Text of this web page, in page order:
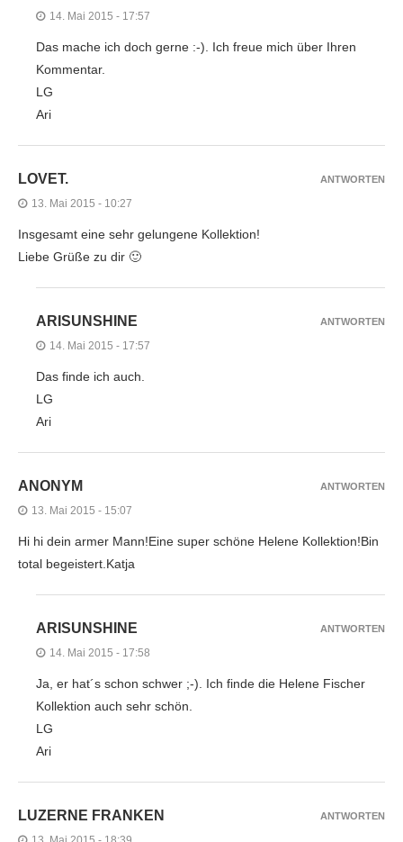
14. Mai 2015 - 17:57
Das mache ich doch gerne :-). Ich freue mich über Ihren
Kommentar.
LG
Ari
LOVET.
13. Mai 2015 - 10:27
Insgesamt eine sehr gelungene Kollektion!
Liebe Grüße zu dir 🙂
ANTWORTEN
ARISUNSHINE
14. Mai 2015 - 17:57
Das finde ich auch.
LG
Ari
ANTWORTEN
ANONYM
13. Mai 2015 - 15:07
Hi hi dein armer Mann!Eine super schöne Helene Kollektion!Bin
total begeistert.Katja
ANTWORTEN
ARISUNSHINE
14. Mai 2015 - 17:58
Ja, er hat´s schon schwer ;-). Ich finde die Helene Fischer
Kollektion auch sehr schön.
LG
Ari
ANTWORTEN
LUZERNE FRANKEN ANTWORTEN